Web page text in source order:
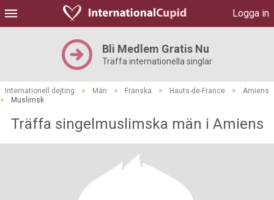
Logga in
Bli Medlem Gratis Nu
Träffa internationella singlar
Internationell dejting > Män > Franska > Hauts-de-France >
Amiens
>
Muslimsk
Träffa singelmuslimska män i Amiens